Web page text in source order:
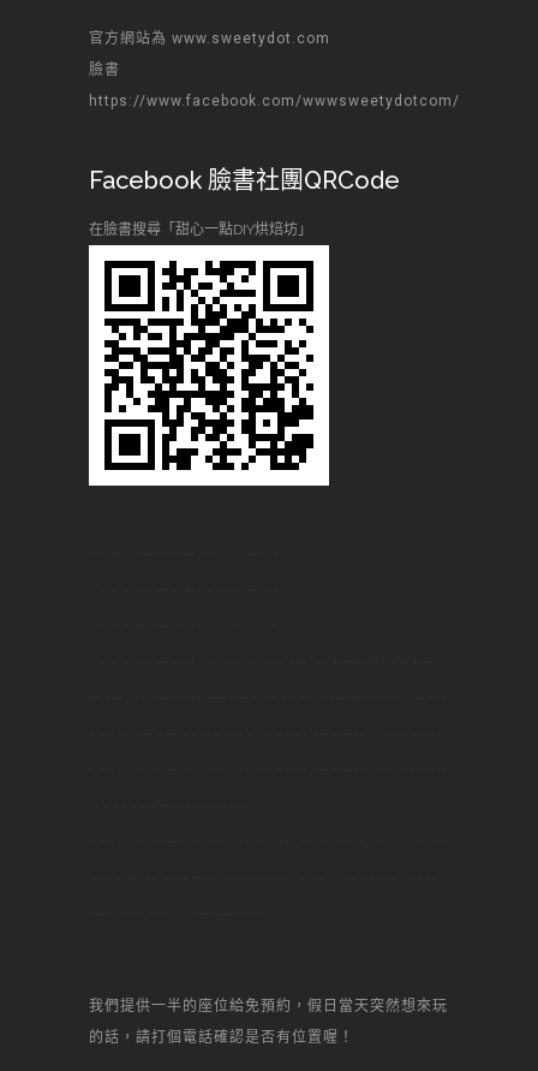
官方網站為 www.sweetydot.com
臉書
https://www.facebook.com/wwwsweetydotcom/
Facebook 臉書社團QRCode
在臉書搜尋「甜心一點DIY烘焙坊」
我們提供一半的座位給免預約，假日當天突然想來玩
的話，請打個電話確認是否有位置喔！